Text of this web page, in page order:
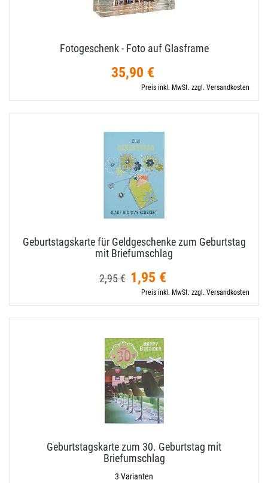
Fotogeschenk - Foto auf Glasframe
35,90 €
Preis inkl. MwSt. zzgl. Versandkosten
Geburtstagskarte für Geldgeschenke zum Geburtstag
mit Briefumschlag
2,95 € 1,95 €
Preis inkl. MwSt. zzgl. Versandkosten
Geburtstagskarte zum 30. Geburtstag mit
Briefumschlag
3 Varianten